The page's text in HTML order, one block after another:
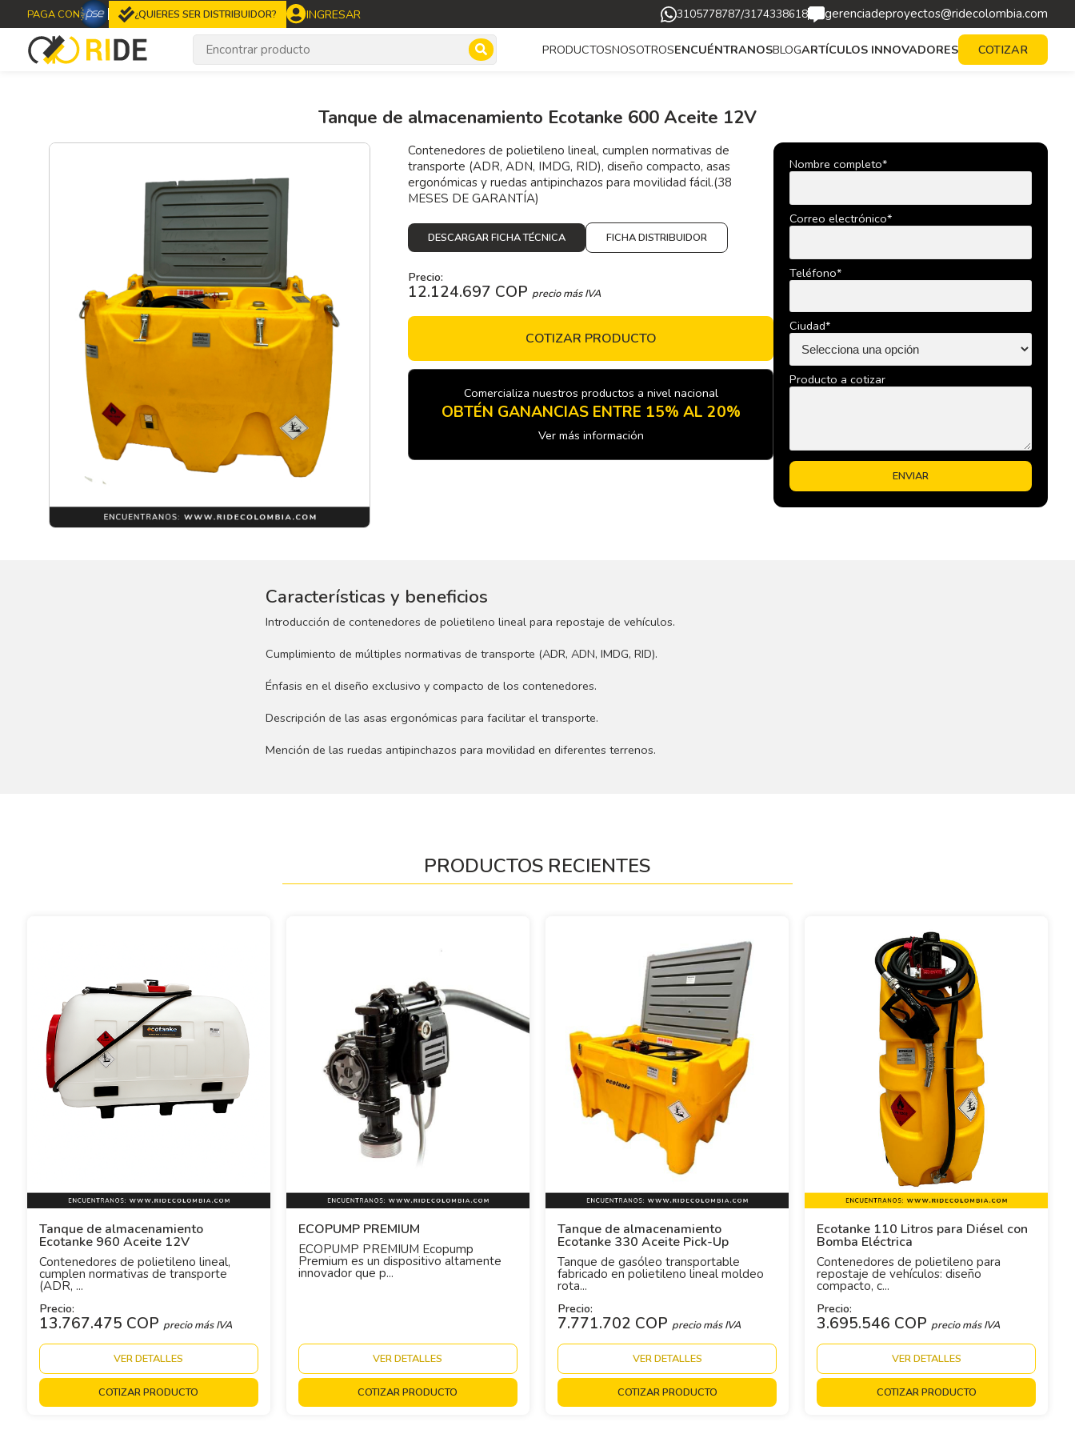
PAGA CON ¿QUIERES SER DISTRIBUIDOR? INGRESAR 3105778787/3174338618 gerenciadeproyectos@ridecolombia.com
PRODUCTOSNOSOTROSENCUÉNTRANOSBLOGARTÍCULOS INNOVADORES COTIZAR
Tanque de almacenamiento Ecotanke 600 Aceite 12V
Contenedores de polietileno lineal, cumplen normativas de
transporte (ADR, ADN, IMDG, RID), diseño compacto, asas
ergonómicas y ruedas antipinchazos para movilidad fácil.(38
MESES DE GARANTÍA)
DESCARGAR FICHA TÉCNICA FICHA DISTRIBUIDOR
Precio:
12.124.697 COPprecio más IVA
COTIZAR PRODUCTO
Comercializa nuestros productos a nivel nacional
OBTÉN GANANCIAS ENTRE 15% AL 20%
Ver más información
Nombre completo*
Correo electrónico*
Teléfono*
Ciudad*
Producto a cotizar
Características y beneficios
Introducción de contenedores de polietileno lineal para repostaje de vehículos.
Cumplimiento de múltiples normativas de transporte (ADR, ADN, IMDG, RID).
Énfasis en el diseño exclusivo y compacto de los contenedores.
Descripción de las asas ergonómicas para facilitar el transporte.
Mención de las ruedas antipinchazos para movilidad en diferentes terrenos.
PRODUCTOS RECIENTES
Tanque de almacenamiento
Ecotanke 960 Aceite 12V
Contenedores de polietileno lineal,
cumplen normativas de transporte
(ADR, ...
Precio:
13.767.475 COP precio más IVA
VER DETALLES
COTIZAR PRODUCTO
ECOPUMP PREMIUM
ECOPUMP PREMIUM Ecopump
Premium es un dispositivo altamente
innovador que p...
VER DETALLES
COTIZAR PRODUCTO
Tanque de almacenamiento
Ecotanke 330 Aceite Pick-Up
Tanque de gasóleo transportable
fabricado en polietileno lineal moldeo
rota...
Precio:
7.771.702 COP precio más IVA
VER DETALLES
COTIZAR PRODUCTO
Ecotanke 110 Litros para Diésel con
Bomba Eléctrica
Contenedores de polietileno para
repostaje de vehículos: diseño
compacto, c...
Precio:
3.695.546 COPprecio más IVA
VER DETALLES
COTIZAR PRODUCTO